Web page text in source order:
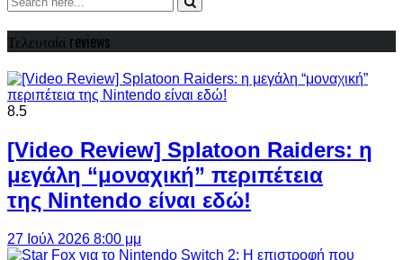
Τελευταία reviews
8.5
[Video Review] Splatoon Raiders: η
μεγάλη “μοναχική” περιπέτεια
της Nintendo είναι εδώ!
27 Ιούλ 2026 8:00 μμ